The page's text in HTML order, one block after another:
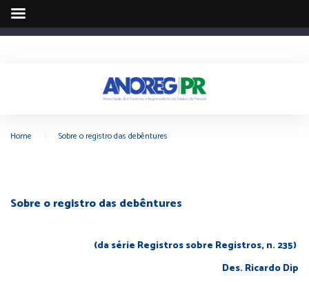
Home Sobre o registro das debêntures
Sobre o registro das debêntures
(da série Registros sobre Registros, n. 235)
Des. Ricardo Dip